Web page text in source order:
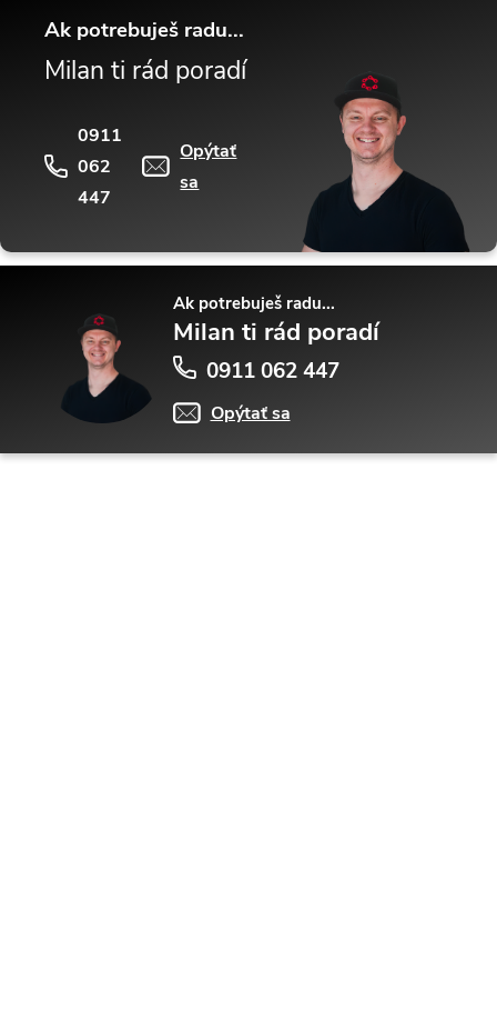
Ak potrebuješ radu...
Milan ti rád poradí
0911
062
447
Opýtať
sa
Ak potrebuješ radu...
Milan ti rád poradí
0911 062 447
Opýtať sa